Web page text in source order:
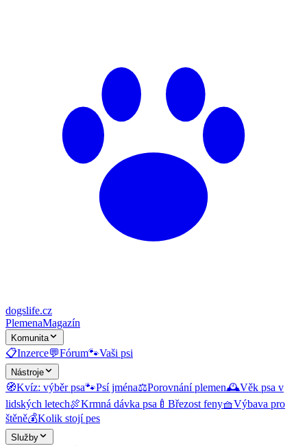
dogslife.cz
PlemenaMagazín
Komunita
📋Inzerce💬Fórum🐾Vaši psi
Nástroje
🧭Kvíz: výběr psa🐾Psí jména⚖️Porovnání plemen🕰️Věk psa v
lidských letech🍖Krmná dávka psa 🍼 Březost feny🧺Výbava pro
štěně💰Kolik stojí pes
Služby